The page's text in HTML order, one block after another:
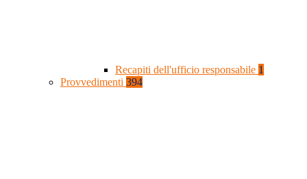
Recapiti dell'ufficio responsabile 1
Provvedimenti 394